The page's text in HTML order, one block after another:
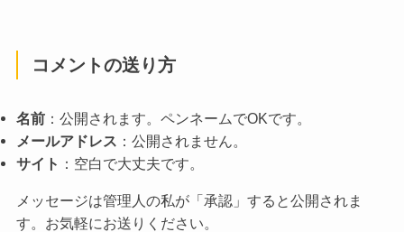
コメントの送り方
名前：公開されます。ペンネームでOKです。
メールアドレス ：公開されません。
サイト ：空白で大丈夫です。
メッセージは管理人の私が「承認」すると公開されま
す。お気軽にお送りください。